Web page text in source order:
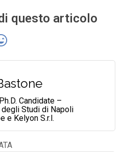
questo articolo
Candidate –
Studi di Napoli
e Kelyon S.r.l.